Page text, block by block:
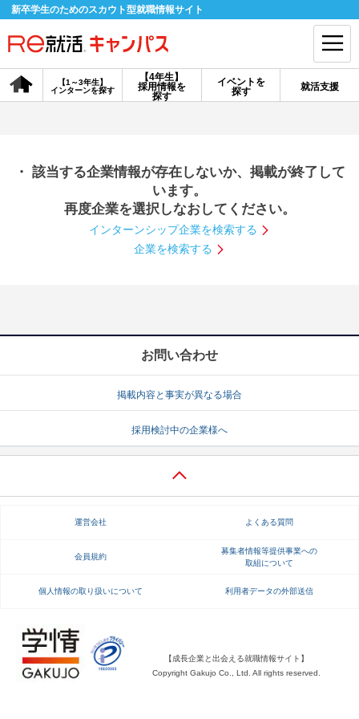
新卒学生のためのスカウト型就職情報サイト
【4年生】
採用情報を
探す
【1～3年生】
インターンを探す
イベントを
探す
就活支援
会員登録 ログイン
探す
【4年生】
説明会を探す
インターンを探す
就活ノウハウ・サポート
就活支援
就活ノウハウが満載！ お役立ち記事・相談室など
適職診断 就活チャンネル
・ 該当する企業情報が存在しないか、掲載が終了して
います。
再度企業を選択しなおしてください。
インターンシップ企業を検索する
企業を検索する
お問い合わせ
掲載内容と事実が異なる場合
採用検討中の企業様へ
運営会社 よくある質問
会員規約
募集者情報等提供事業への
取組について
個人情報の取り扱いについて 利用者データの外部送信
【成長企業と出会える就職情報サイト】
Copyright Gakujo Co., Ltd. All rights reserved.